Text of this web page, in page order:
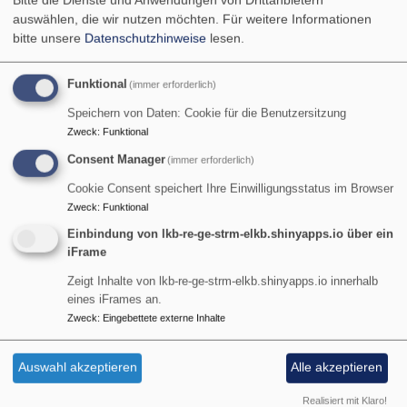
Breadcrumb
Startseite Materialien für Teenager
Abenteuer
Weltanschauungen
Abenteuer
Weltanschauungen
Täglich erhalten wir als Weltanschauungsbeauftragte
weltanschaulichen Phänomenen.
Sich auf einen religiös-weltanschaulichen Weg zu
Ausgang nicht vorhersehbar ist.
auswählen, die wir nutzen möchten. Für weitere Informationen
bitte unsere Datenschutzhinweise lesen.
Funktional (immer erforderlich)
Speichern von Daten: Cookie für die Benutzersitzung
Zweck: Funktional
Consent Manager(immer erforderlich)
Cookie Consent speichert Ihre Einwilligungsstatus im Browser
Zweck: Funktional
Einbindung von lkb-re-ge-strm-elkb.shinyapps.io über ein
iFrame
Zeigt Inhalte von lkb-re-ge-strm-elkb.shinyapps.io innerhalb
eines iFrames an.
Zweck: Eingebettete externe Inhalte
Auswahl akzeptieren Alle akzeptieren
Realisiert mit Klaro!